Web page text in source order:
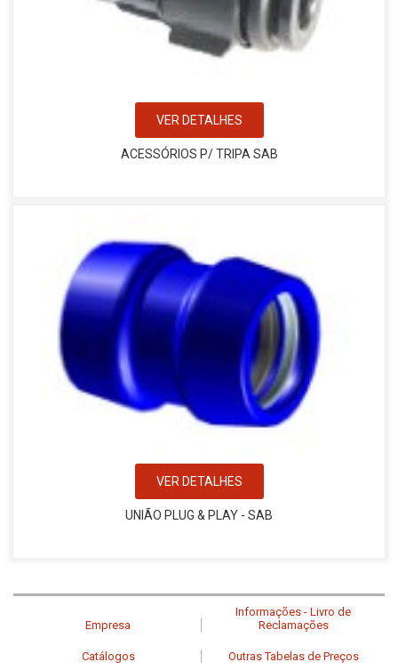
VER DETALHES
ACESSÓRIOS P/ TRIPA SAB
VER DETALHES
UNIÃO PLUG & PLAY - SAB
Empresa
Informações - Livro de
Reclamações
Catálogos Outras Tabelas de Preços